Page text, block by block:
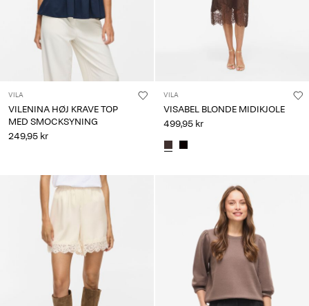
VILA
VILENINA HØJ KRAVE TOP
MED SMOCKSYNING
249,95 kr
VILA
VISABEL BLONDE MIDIKJOLE
499,95 kr